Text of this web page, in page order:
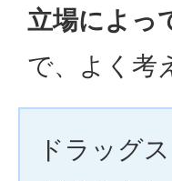
立場によっ
で、よく考
ドラッグ